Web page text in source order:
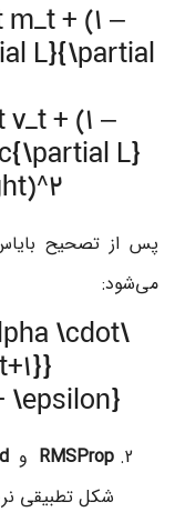
+ (1 –
L}{\partial
+ (1 –
L}
پس از تصحیح
می‌شود:
\cdot
\epsilon}
RMSProp و
شکل تطبیقی